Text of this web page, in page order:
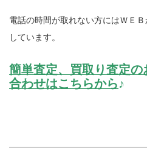
電話の時間が取れない方にはＷＥ
しています。
簡単査定、買取り査定
合わせはこちらから♪